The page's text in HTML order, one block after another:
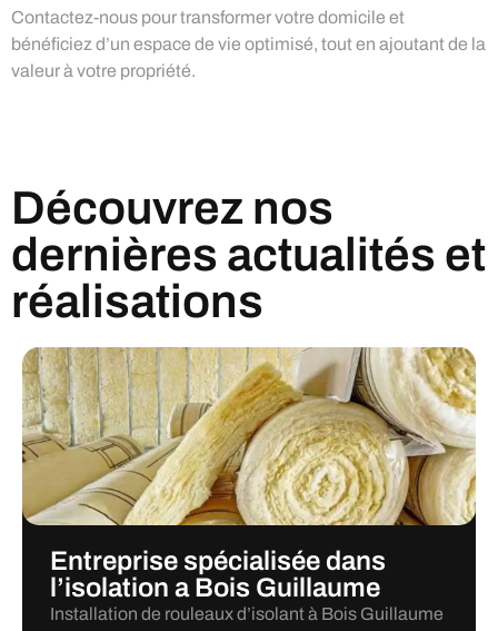
Contactez-nous pour transformer votre domicile et
bénéficiez d’un espace de vie optimisé, tout en ajoutant de la
valeur à votre propriété.
Découvrez nos
dernières actualités et
réalisations
Entreprise spécialisée dans
l’isolation a Bois Guillaume
Installation de rouleaux d’isolant à Bois Guillaume